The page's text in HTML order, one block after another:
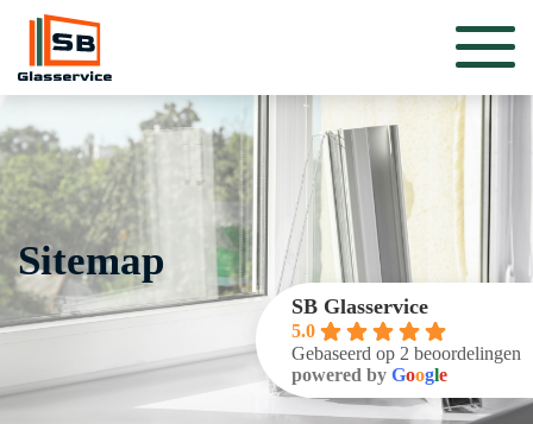
SB Glasservice
5.0
Gebaseerd op 2 beoordelingen
powered by Google
Sitemap